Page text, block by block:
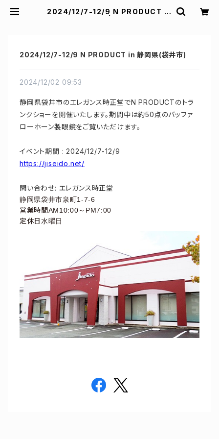
2024/12/7-12/9 N PRODUCT in
2024/12/7-12/9 N PRODUCT in 静岡県(袋井市)
2024/12/02 09:53
静岡県袋井市のエレガンス時正堂でN PRODUCTのトラ
ンクショーを開催いたします。期間中は約50点のバッファ
ローホーン製眼鏡をご覧いただけます。
イベント期間 : 2024/12/7-12/9
https://jiseido.net/
問い合わせ: エレガンス時正堂
静岡県袋井市泉町1-7-6
営業時間AM10:00～PM7:00
定休日水曜日